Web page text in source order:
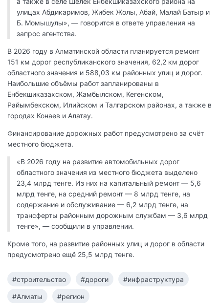
улицах Абдикаримов, Жибек Жолы, Абай, Малай Батыр и
Б. Момышулы», — говорится в ответе управления на
запрос агентства.
В 2026 году в Алматинской области планируется ремонт
151 км дорог республиканского значения, 62,2 км дорог
областного значения и 588,03 км районных улиц и дорог.
Наибольшие объёмы работ запланированы в
Енбекшиказахском, Жамбылском, Кегенском,
Райымбекском, Илийском и Талгарском районах, а также в
городах Конаев и Алатау.
Финансирование дорожных работ предусмотрено за счёт
местного бюджета.
«В 2026 году на развитие автомобильных дорог
областного значения из местного бюджета выделено
23,4 млрд тенге. Из них на капитальный ремонт — 5,6
млрд тенге, на средний ремонт — 8 млрд тенге, на
содержание и обслуживание — 6,2 млрд тенге, на
трансферты районным дорожным службам — 3,6 млрд
тенге», — сообщили в управлении.
Кроме того, на развитие районных улиц и дорог в области
предусмотрено ещё 25,5 млрд тенге.
#строительство #дороги #инфраструктура
#Алматы #регион